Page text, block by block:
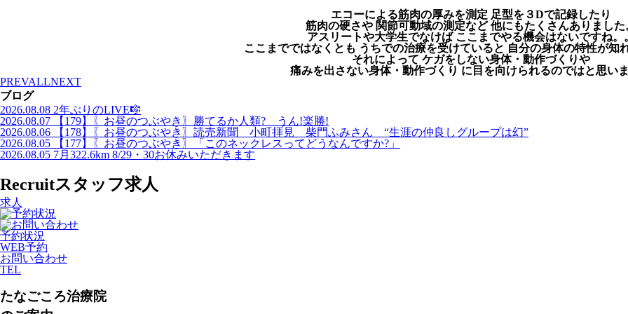
エコーによる筋肉の厚みを測定 足型を３Dで記録したり
筋肉の硬さや 関節可動域の測定など 他にもたくさんありました
アスリートや大学生でなけば ここまでやる機会はないですね。
ここまでではなくとも うちでの治療を受けていると 自分の身体の特性が知
それによって ケガをしない身体・動作づくりや
痛みを出さない身体・動作づくり に目を向けられるのではと思いま
PREVALLNEXT
ブログ
2026.08.08 2年ぶりのLIVE🎼
2026.08.07
【179】〖お昼のつぶやき〗勝てるか人類? うん!楽勝!
2026.08.06
【178】〖お昼のつぶやき〗読売新聞 小町拝見 柴門ふみさん “生涯の仲良しグループは幻”
2026.08.05
【177】〖お昼のつぶやき〗「このネックレスってどうなんですか?」
2026.08.05 7月322.6km 8/29・30お休みいただきます
Recruitスタッフ求人
求人
予約状況
WEB予約
お問い合わせ
TEL
たなごころ治療院